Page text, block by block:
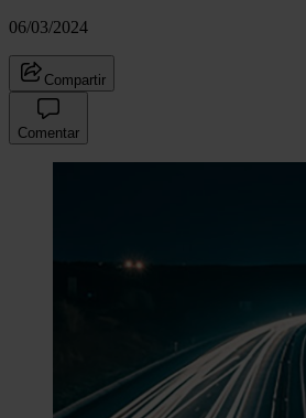
06/03/2024
Compartir
Comentar